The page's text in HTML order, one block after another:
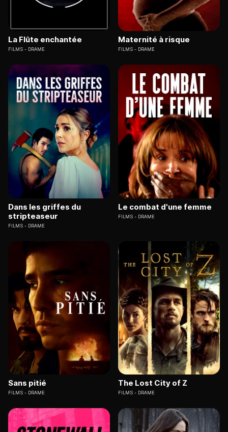
La Flûte enchantée
FILMS DRAME
Maternité à risque
FILMS DRAME
Dans les griffes du
stripteaseur
FILMS DRAME
Le combat d'une femme
FILMS DRAME
Sans pitié
FILMS DRAME
The Lost City of Z
FILMS DRAME